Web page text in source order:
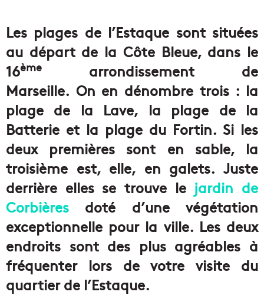
Les plages de l’Estaque sont situées
au départ de la Côte Bleue, dans le
16ème
arrondissement de
Marseille. On en dénombre trois : la
plage de la Lave, la plage de la
Batterie et la plage du Fortin. Si les
deux premières sont en sable, la
troisième est, elle, en galets. Juste
derrière elles se trouve le jardin de
Corbières doté d’une végétation
exceptionnelle pour la ville. Les deux
endroits sont des plus agréables à
fréquenter lors de votre visite du
quartier de l’Estaque.